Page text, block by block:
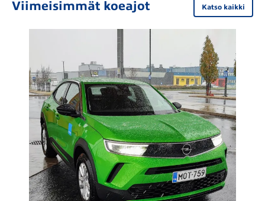
Viimeisimmät koeajot Katso kaikki